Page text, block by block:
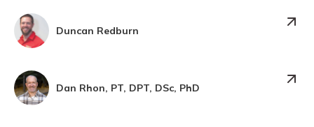
Duncan Redburn
Dan Rhon, PT, DPT, DSc, PhD